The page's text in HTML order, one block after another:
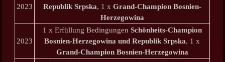
2023
Republik Srpska, 1 x Grand-Champion Bosnien-
Herzegowina
2023
1 x Erfüllung Bedingungen Schönheits-Champion
Bosnien-Herzegowina und Republik Srpska, 1 x
Grand-Champion Bosnien-Herzegowina